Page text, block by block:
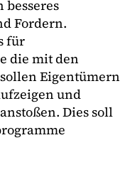
Fordern.
für
die mit den
Eigentümern
und
Dies soll